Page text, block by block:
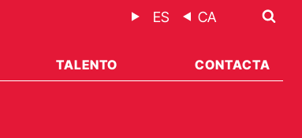
ES CA
TALENTO CONTACTA